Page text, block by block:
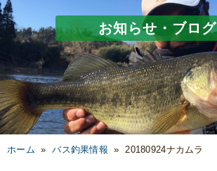
お知らせ・ブログ
ホーム »バス釣果情報 »20180924ナカムラ